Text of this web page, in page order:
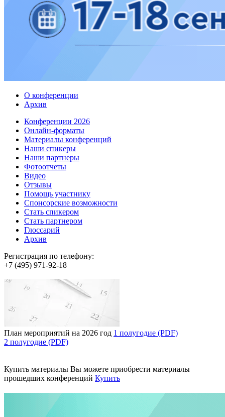
О конференции
Архив
Конференции 2026
Онлайн-форматы
Материалы конференций
Наши спикеры
Наши партнеры
Фотоотчеты
Видео
Отзывы
Помощь участнику
Спонсорские возможности
Стать спикером
Стать партнером
Глоссарий
Архив
Регистрация по телефону:
+7 (495) 971-92-18
План мероприятий на 2026 год 1 полугодие (PDF)
2 полугодие (PDF)
Купить материалы Вы можете приобрести материалы
прошедших конференций Купить